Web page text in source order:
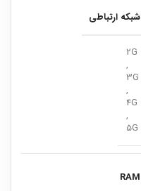
شبکه ارتباطی
2G
,
3G
,
4G
,
5G
RAM